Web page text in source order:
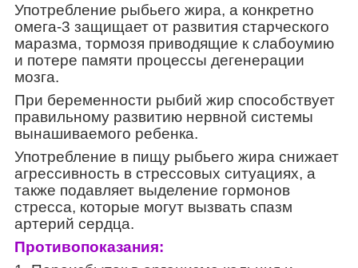
Употребление рыбьего жира, а конкретно
омега-3 защищает от развития старческого
маразма, тормозя приводящие к слабоумию
и потере памяти процессы дегенерации
мозга.
При беременности рыбий жир способствует
правильному развитию нервной системы
вынашиваемого ребенка.
Употребление в пищу рыбьего жира снижает
агрессивность в стрессовых ситуациях, а
также подавляет выделение гормонов
стресса, которые могут вызвать спазм
артерий сердца.
Противопоказания: